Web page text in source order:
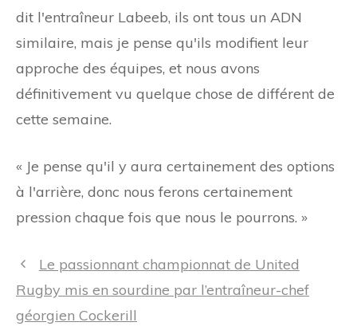
dit l'entraîneur Labeeb, ils ont tous un ADN
similaire, mais je pense qu'ils modifient leur
approche des équipes, et nous avons
définitivement vu quelque chose de différent de
cette semaine.
« Je pense qu'il y aura certainement des options
à l'arrière, donc nous ferons certainement
pression chaque fois que nous le pourrons. »
Navigation
des
Le passionnant championnat de United
Rugby mis en sourdine par l’entraîneur-chef
géorgien Cockerill